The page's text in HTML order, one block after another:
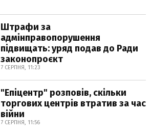
Штрафи за
адмінправопорушення
підвищать: уряд подав до Ради
законопроєкт
7 СЕРПНЯ, 11:23
"Епіцентр" розповів, скільки
торгових центрів втратив за час
війни
7 СЕРПНЯ, 11:56